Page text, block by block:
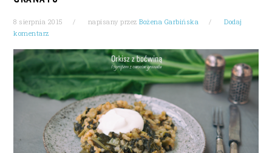
8 sierpnia 2015 napisany przezBożena Garbińska
Dodaj
komentarz